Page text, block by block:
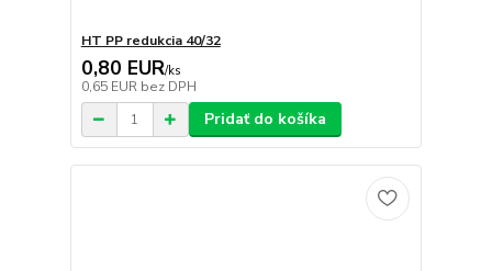
HT PP redukcia 40/32
0,80 EUR/ks
0,65 EUR bez DPH
Pridať do košíka